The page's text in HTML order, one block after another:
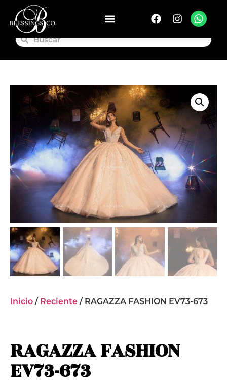
Inicio / Reciente / RAGAZZA FASHION EV73-673
RAGAZZA FASHION
EV73-673